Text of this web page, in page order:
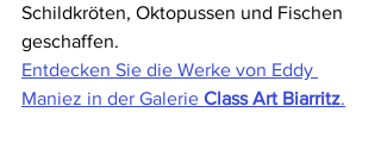
Schildkröten, Oktopussen und Fischen
geschaffen.
Entdecken Sie die Werke von Eddy
Maniez in der Galerie Class Art Biarritz.